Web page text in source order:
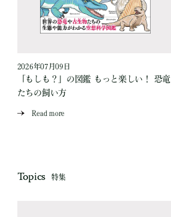
2026年07月09日
「もしも？」の図鑑 もっと楽しい！ 恐竜
たちの飼い方
Read more
Topics 特集